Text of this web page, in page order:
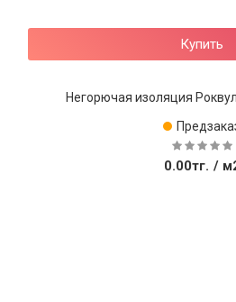
Купить
Негорючая изоляция
0.00тг. /